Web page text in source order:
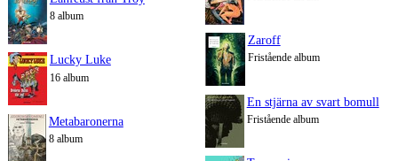
8 album
Lucky Luke
16 album
Metabaronerna
8 album
Zaroff
Fristående album
En stjärna av svart bomull
Fristående album